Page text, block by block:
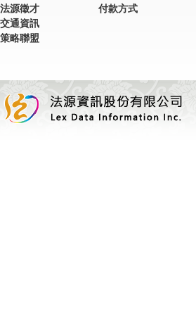
法源徵才
交通資訊
策略聯盟
付款方式